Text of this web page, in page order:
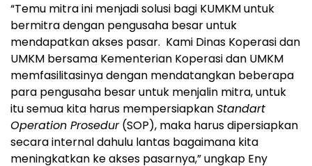
“Temu mitra ini menjadi solusi bagi KUMKM untuk
bermitra dengan pengusaha besar untuk
mendapatkan akses pasar. Kami Dinas Koperasi dan
UMKM bersama Kementerian Koperasi dan UMKM
memfasilitasinya dengan mendatangkan beberapa
para pengusaha besar untuk menjalin mitra, untuk
itu semua kita harus mempersiapkanStandart
Operation Prosedur(SOP), maka harus dipersiapkan
secara internal dahulu lantas bagaimana kita
meningkatkan ke akses pasarnya,” ungkap Eny